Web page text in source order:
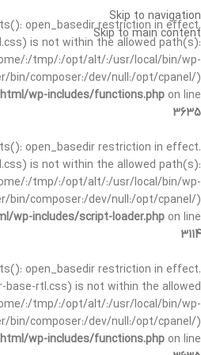
open_basedir restriction in effect.
is not within the allowed path(s):
:/tmp/:/opt/alt/:/usr/local/bin/wp-
composer:/dev/null:/opt/cpanel/)
wp-includes/functions.php on line
3635
open_basedir restriction in effect.
is not within the allowed path(s):
:/tmp/:/opt/alt/:/usr/local/bin/wp-
composer:/dev/null:/opt/cpanel/)
wp-includes/script-loader.php on line
3114
open_basedir restriction in effect.
rtl.css) is not within the allowed
:/tmp/:/opt/alt/:/usr/local/bin/wp-
composer:/dev/null:/opt/cpanel/)
wp-includes/functions.php on line
Skip to navigation
Skip to main content